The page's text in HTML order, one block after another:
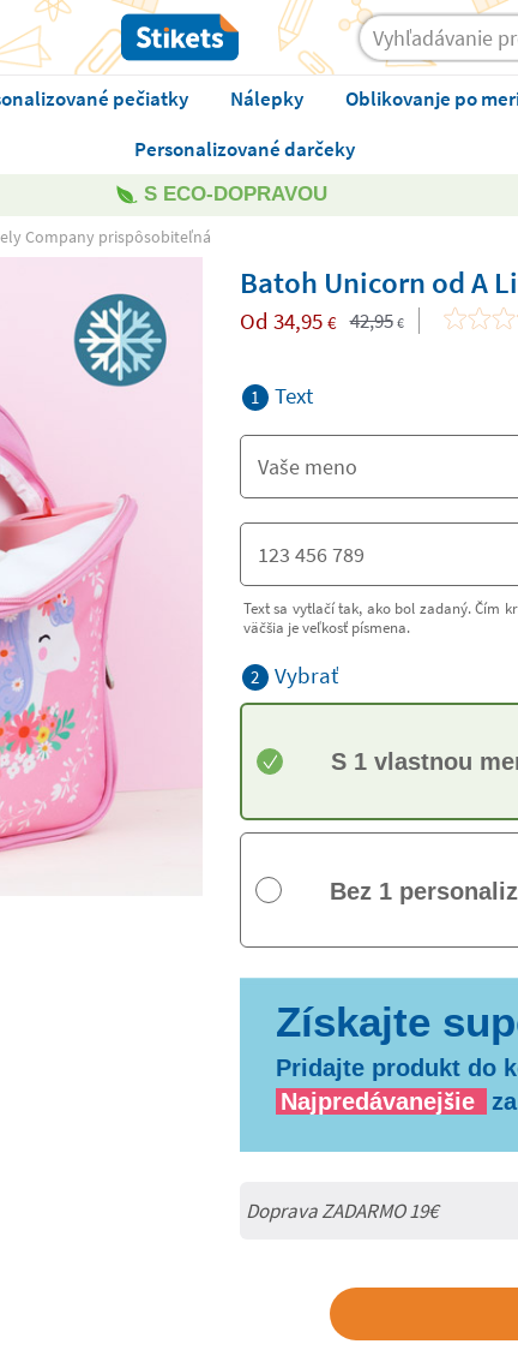
pečiatky Nálepky Oblikovanje po
Personalizované darčeky
S ECO-DOPRAVOU
Company prispôsobiteľná
Batoh Unicorn od A
Od 34,95 € 42,95 €
1 Text
Text sa vytlačí tak, ako bol zadaný. Čím
väčšia je veľkosť písmena.
2 Vybrať
S 1 vlastnou
Bez 1
Pridajte produkt do
Najpredávanejšie
Doprava ZADARMO 19€